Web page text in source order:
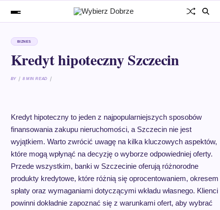
BIZNES
Kredyt hipoteczny Szczecin
BY 8 MIN READ
Kredyt hipoteczny to jeden z najpopularniejszych sposobów
finansowania zakupu nieruchomości, a Szczecin nie jest
wyjątkiem. Warto zwrócić uwagę na kilka kluczowych aspektów,
które mogą wpłynąć na decyzję o wyborze odpowiedniej oferty.
Przede wszystkim, banki w Szczecinie oferują różnorodne
produkty kredytowe, które różnią się oprocentowaniem, okresem
spłaty oraz wymaganiami dotyczącymi wkładu własnego. Klienci
powinni dokładnie zapoznać się z warunkami ofert, aby wybrać